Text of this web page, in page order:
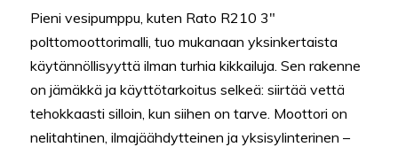
Pieni vesipumppu, kuten Rato R210 3″
polttomoottorimalli, tuo mukanaan yksinkertaista
käytännöllisyyttä ilman turhia kikkailuja. Sen rakenne
on jämäkkä ja käyttötarkoitus selkeä: siirtää vettä
tehokkaasti silloin, kun siihen on tarve. Moottori on
nelitahtinen, ilmajäähdytteinen ja yksisylinterinen –